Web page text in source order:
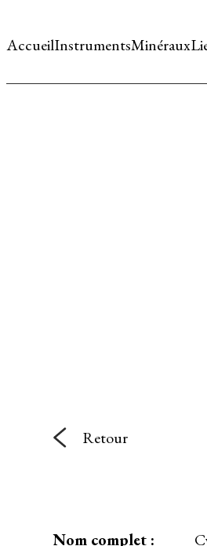
AccueilInstrumentsMinéraux
Retour
Nom complet :